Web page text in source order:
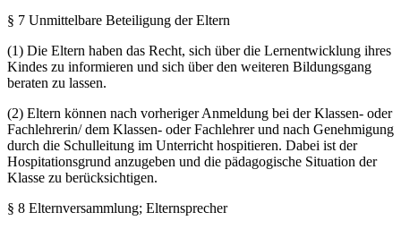
§ 7 Unmittelbare Beteiligung der Eltern
(1) Die Eltern haben das Recht, sich über die Lernentwicklung ihres
Kindes zu informieren und sich über den weiteren Bildungsgang
beraten zu lassen.
(2) Eltern können nach vorheriger Anmeldung bei der Klassen- oder
Fachlehrerin/ dem Klassen- oder Fachlehrer und nach Genehmigung
durch die Schulleitung im Unterricht hospitieren. Dabei ist der
Hospitationsgrund anzugeben und die pädagogische Situation der
Klasse zu berücksichtigen.
§ 8 Elternversammlung; Elternsprecher